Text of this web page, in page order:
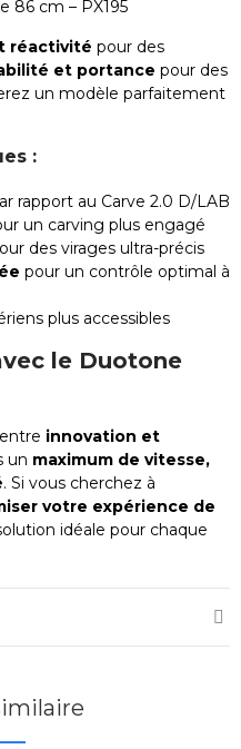
86 cm – PX195
réactivité pour des
et portance pour des
un modèle parfaitement
:
rapport au Carve 2.0 D/LAB
un carving plus engagé
des virages ultra-précis
pour un contrôle optimal à
plus accessibles
le Duotone
innovation et
un maximum de vitesse,
. Si vous cherchez à
votre expérience de
idéale pour chaque